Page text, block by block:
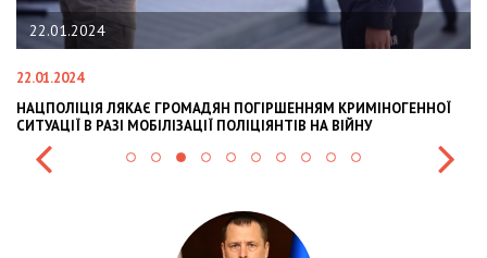
22.01.2024
22.01.2024
НАЦПОЛІЦІЯ ЛЯКАЄ ГРОМАДЯН ПОГІРШЕННЯМ КРИМІНОГЕННОЇ
СИТУАЦІЇ В РАЗІ МОБІЛІЗАЦІЇ ПОЛІЦІЯНТІВ НА ВІЙНУ